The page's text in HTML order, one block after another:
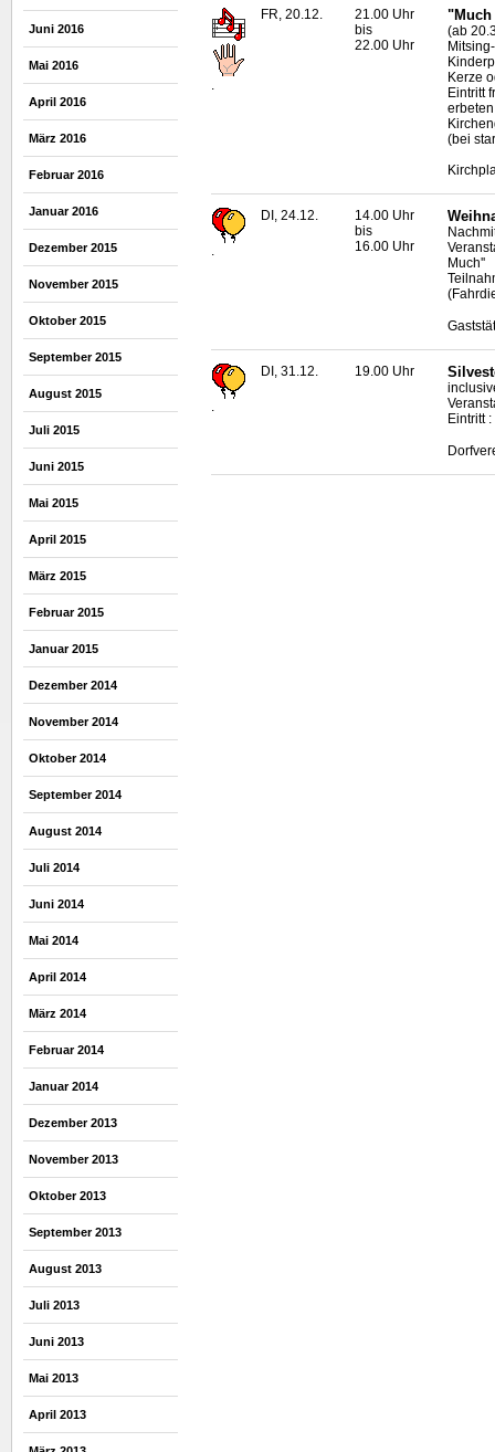
Juni 2016
Mai 2016
April 2016
März 2016
Februar 2016
Januar 2016
Dezember 2015
November 2015
Oktober 2015
September 2015
August 2015
Juli 2015
Juni 2015
Mai 2015
April 2015
März 2015
Februar 2015
Januar 2015
Dezember 2014
November 2014
Oktober 2014
September 2014
August 2014
Juli 2014
Juni 2014
Mai 2014
April 2014
März 2014
Februar 2014
Januar 2014
Dezember 2013
November 2013
Oktober 2013
September 2013
August 2013
Juli 2013
Juni 2013
Mai 2013
April 2013
FR, 20.12.
21.00 Uhr
bis
22.00 Uhr
"Much
(ab
Kerze
Eintritt
(bei
.
DI, 24.12.
14.00 Uhr
bis
16.00 Uhr
Much''
.
DI, 31.12. 19.00 Uhr
Eintritt